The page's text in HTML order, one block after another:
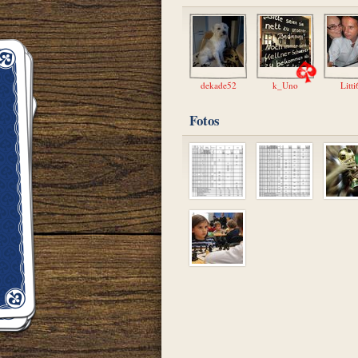
dekade52 k_Uno
Fotos